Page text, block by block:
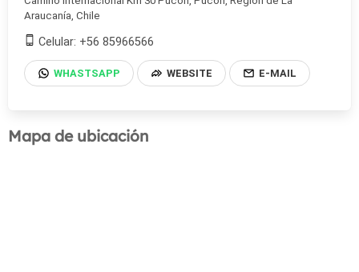
Araucanía, Chile
Celular: +56 85966566
WHASTSAPP WEBSITE E-MAIL
Mapa de ubicación